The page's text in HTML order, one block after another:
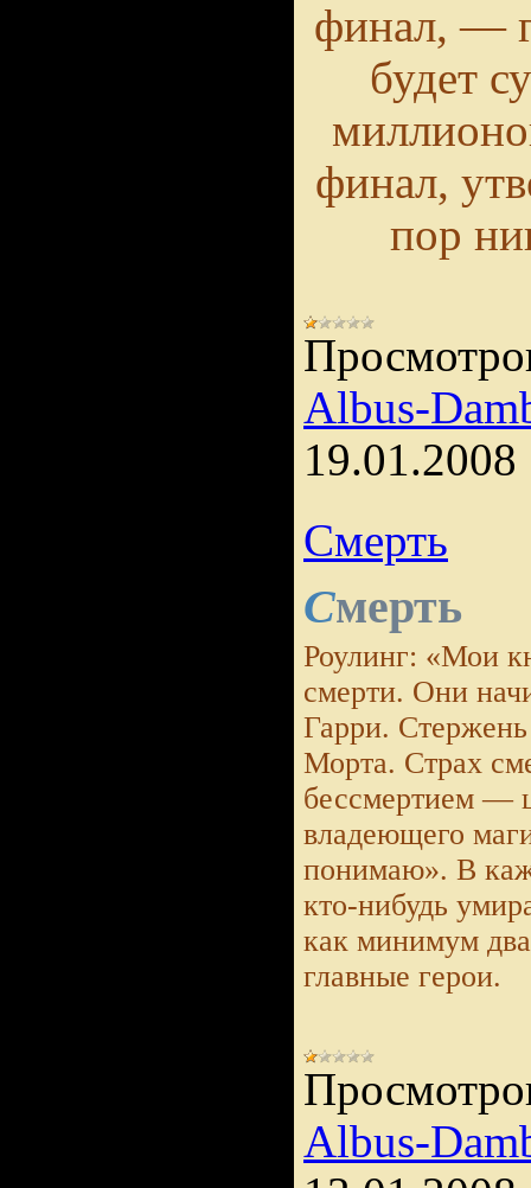
финал, —
будет
финал,
пор
Albus-
19.01.2008
Смерть
Смерть
Роулинг: «Мои
смерти. Они
Гарри.
Морта. Страх
бессмертием —
владеющего
понимаю». В
кто-нибудь
как минимум
главные герои.
Albus-